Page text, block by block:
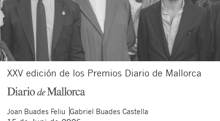
XXV edición de los Premios Diario de Mallorca
Joan Buades Feliu Gabriel Buades Castella